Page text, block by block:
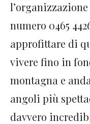
numero 0465
approfittare di
vivere fino in
montagna e
angoli più
davvero